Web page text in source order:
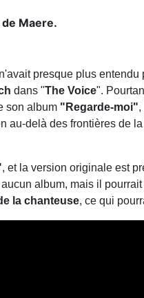
Maere.
presque plus entendu
dans "The Voice".
son album "Regarde-moi",
au-delà des frontières de la
, et la version originale est
album, mais il
la chanteuse, ce qui